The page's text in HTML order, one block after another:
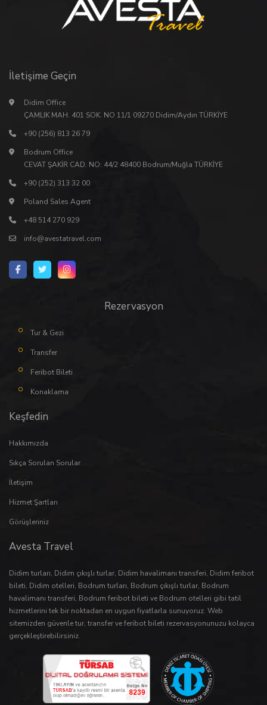
İletişime Geçin
Didim Office
ÇAMLIK MAH. 401 SOK. NO 11/1 09270 Didim/Aydın TÜRKİYE
+90 (256) 813 26 79
Bodrum Office
CEVAT ŞAKİR CAD. NO: 44/2 48400 Bodrum/Muğla TÜRKİYE
+90 (252) 313 32 00
Poland Sales Agent
+48 514 270 929
info@avestatravel.com
Rezervasyon
Tur & Gezi
Transfer
Feribot Bileti
Konaklama
Keşfedin
Hakkımızda
Sıkça Sorulan Sorular
İletişim
Hizmet Şartları
Görüşleriniz
Avesta Travel
Didim turları, Didim çıkışlı turlar, Didim havalimanı transferi, Didim feribot
bileti, Didim otelleri, Bodrum turları, Bodrum çıkışlı turlar, Bodrum
havalimanı transferi, Bodrum feribot bileti ve Bodrum otelleri gibi tatil
hizmetlerini tek bir noktadan en uygun fiyatlarla sunuyoruz. Web
sitemizden güvenletur, transferveferibot bileti rezervasyonunuzu kolayca
gerçekleştirebilirsiniz.